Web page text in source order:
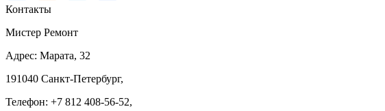
Контакты
Мистер Ремонт
Адрес: Марата, 32
191040 Санкт-Петербург,
Телефон: +7 812 408-56-52,